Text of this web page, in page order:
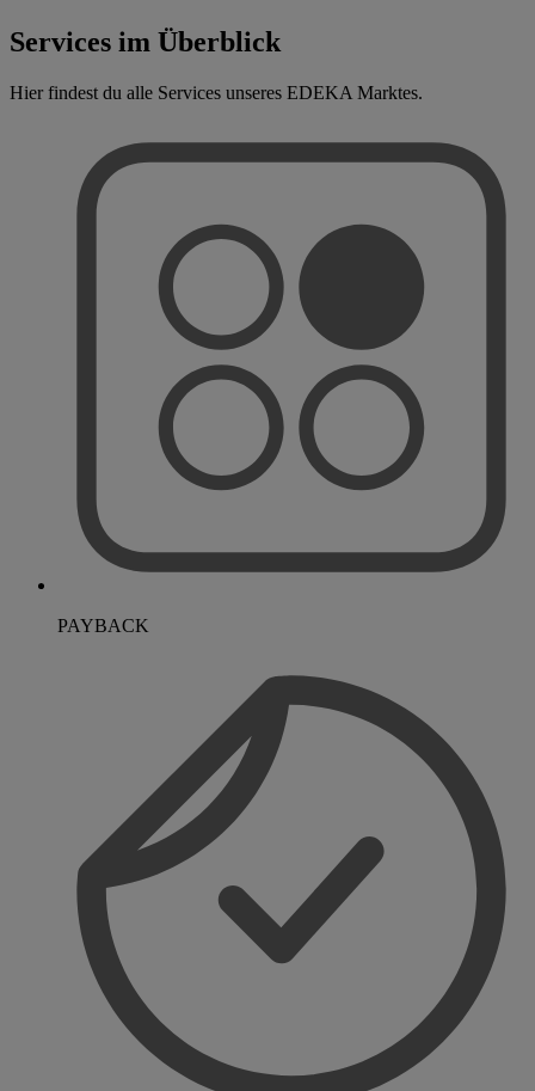
Services im Überblick
Hier findest du alle Services unseres EDEKA Marktes.
PAYBACK